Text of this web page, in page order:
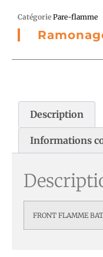
Catégorie Pare-flamme
Description
Informations
FRONT FLAMME